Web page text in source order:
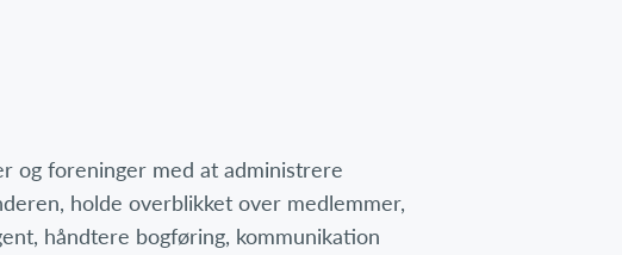
og foreninger med at administrere
holde overblikket over medlemmer,
håndtere bogføring, kommunikation